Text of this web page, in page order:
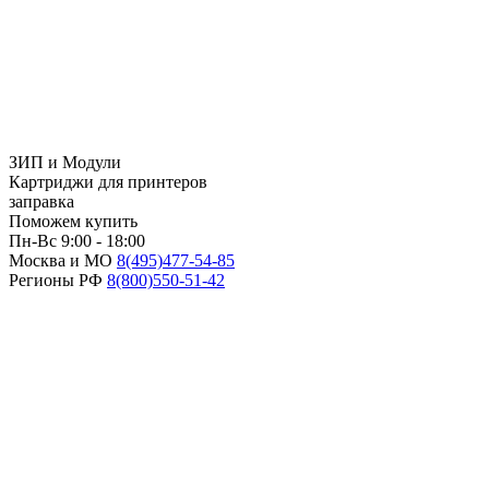
ЗИП и Модули
Картриджи для принтеров
заправка
Поможем купить
Пн-Вс 9:00 - 18:00
Москва и МО 8(495)477-54-85
Регионы РФ 8(800)550-51-42